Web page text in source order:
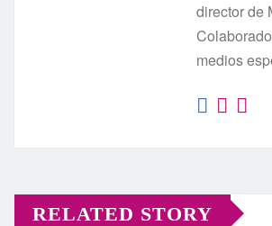
director de
medios
RELATED STORY